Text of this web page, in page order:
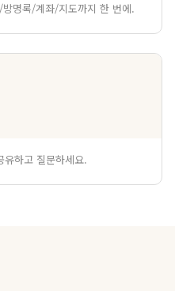
명록/계좌/지도까지 한 번에.
유하고 질문하세요.